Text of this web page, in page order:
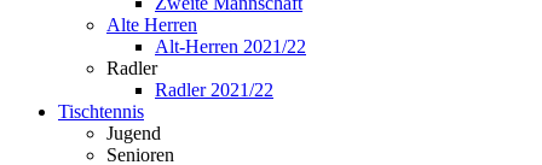
Alte Herren
Alt-Herren 2021/22
Radler
Radler 2021/22
Tischtennis
Jugend
Senioren